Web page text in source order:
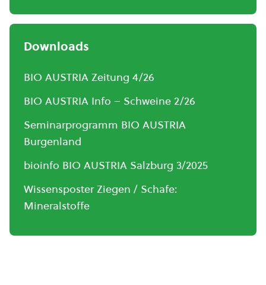
Downloads
BIO AUSTRIA Zeitung 4/26
BIO AUSTRIA Info – Schweine 2/26
Seminarprogramm BIO AUSTRIA
Burgenland
bioinfo BIO AUSTRIA Salzburg 3/2025
Wissensposter Ziegen / Schafe:
Mineralstoffe